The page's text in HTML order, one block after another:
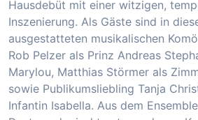
Hausdebüt mit einer witzigen,
Inszenierung. Als Gäste sind in
ausgestatteten musikalischen
Rob Pelzer als Prinz Andreas
Marylou, Matthias Störmer als
sowie Publikumsliebling Tanja
Infantin Isabella. Aus dem